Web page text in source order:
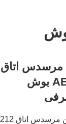
مرسدس اتاق
212 سری AEROTWIN بوش
فروش اینترنتی تیغه برف پاکن مرسدس اتاق 212